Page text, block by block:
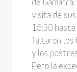
de
visita de
15:30 hasta
faltaron los
y los
Pero la